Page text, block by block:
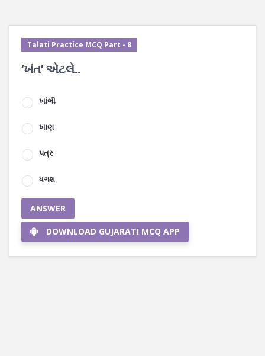
Talati Practice MCQ Part - 8
‘ખંત’ એટલે..
ખાંભી
ખાણ
પત્ર
ધગશ
ANSWER
DOWNLOAD GUJARATI MCQ APP